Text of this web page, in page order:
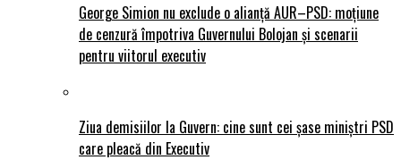
George Simion nu exclude o alianță AUR–PSD: moțiune
de cenzură împotriva Guvernului Bolojan și scenarii
pentru viitorul executiv
Ziua demisiilor la Guvern: cine sunt cei șase miniștri PSD
care pleacă din Executiv